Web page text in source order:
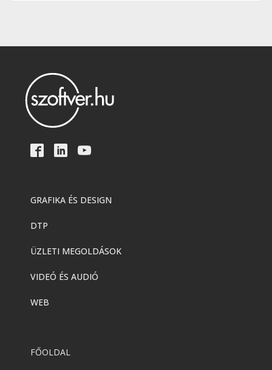
GRAFIKA ÉS DESIGN
DTP
ÜZLETI MEGOLDÁSOK
VIDEÓ ÉS AUDIÓ
WEB
FŐOLDAL